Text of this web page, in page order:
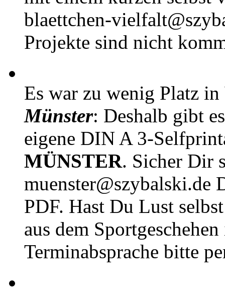
blaettchen-
Projekte sind nicht
Es war zu wenig Platz in
Münster: Deshalb gibt
eigene DIN A 3-
MÜNSTER. Sicher Dir
muenster@szybalski.de
PDF. Hast Du Lust
aus dem
Terminabsprache bitte